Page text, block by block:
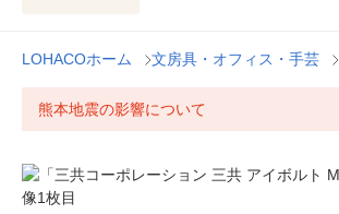
LOHACOホーム 文房具・オフィス・手芸
熊本地震の影響について